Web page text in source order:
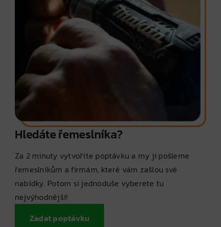
Hledáte řemeslníka?
Za 2 minuty vytvoříte poptávku a my ji pošleme
řemeslníkům a firmám, které vám zašlou své
nabídky. Potom si jednoduše vyberete tu
nejvýhodnější!
Zadat poptávku